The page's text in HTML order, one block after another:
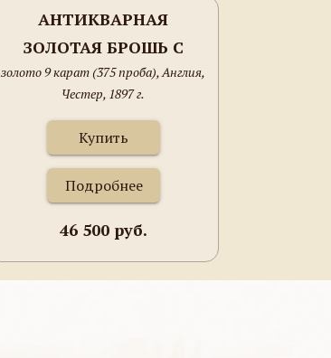
АНТИКВАРНАЯ
ЗОЛОТАЯ БРОШЬ С
РУБИНАМИ И АЛМАЗОМ
золото 9 карат (375 проба), Англия,
Честер, 1897 г.
Купить
Подробнее
46 500 руб.